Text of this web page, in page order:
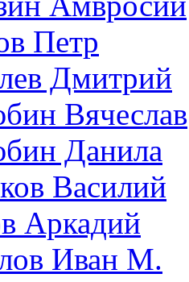
Петр
Дмитрий
Вячеслав
Данила
Василий
Аркадий
Иван М.